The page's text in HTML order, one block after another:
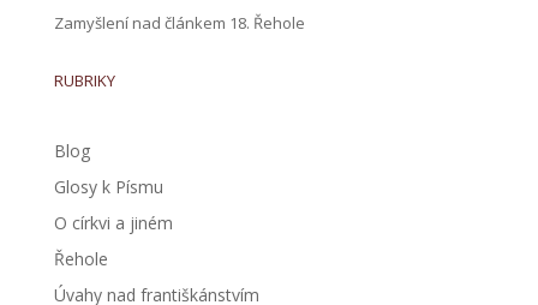
Zamyšlení nad článkem 18. Řehole
RUBRIKY
Blog
Glosy k Písmu
O církvi a jiném
Řehole
Úvahy nad františkánstvím